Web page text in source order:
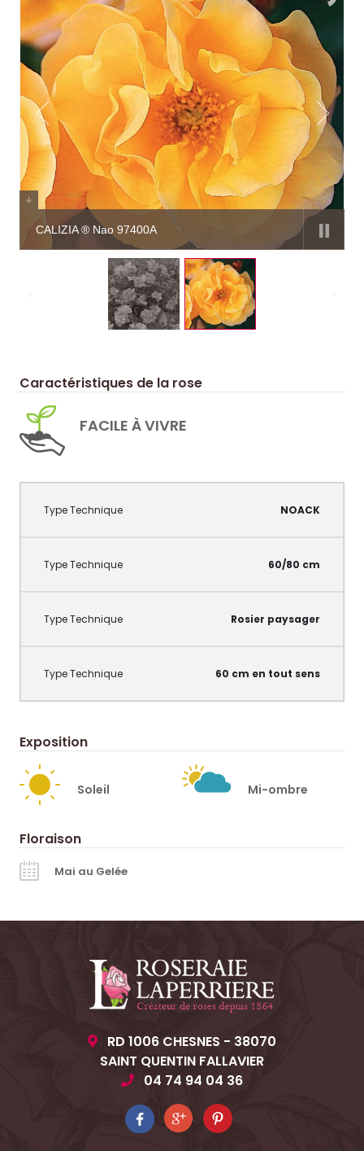
CALIZIA ® Nao 97400A
Caractéristiques de la rose
FACILE À VIVRE
NOACK
60/80 cm
Rosier paysager
60 cm en tout sens
Exposition
Soleil Mi-ombre
Floraison
Mai au Gelée
RD 1006 CHESNES - 38070
SAINT QUENTIN FALLAVIER
04 74 94 04 36